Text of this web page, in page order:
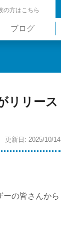
の方はこちら
ブログ
リリース
更新日: 2025/10/14
ーの皆さんから